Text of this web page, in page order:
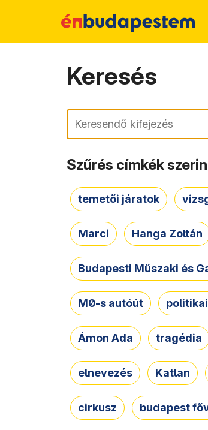
Keresés
Keresés
Szűrés címkék
temetői járatok
Marci Hanga Zoltán
Budapesti Műszaki és
M0-s autóút
Ámon Ada tragédia
elnevezés Katlan
cirkusz budapest